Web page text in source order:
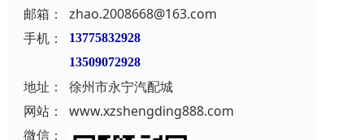
邮箱：
zhao.2008668@163.com
手机：
13775832928
13509072928
地址：
徐州市永宁汽配城
网站：
www.xzshengding888.com
微信：